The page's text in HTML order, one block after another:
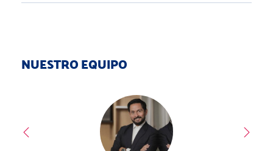
NUESTRO EQUIPO